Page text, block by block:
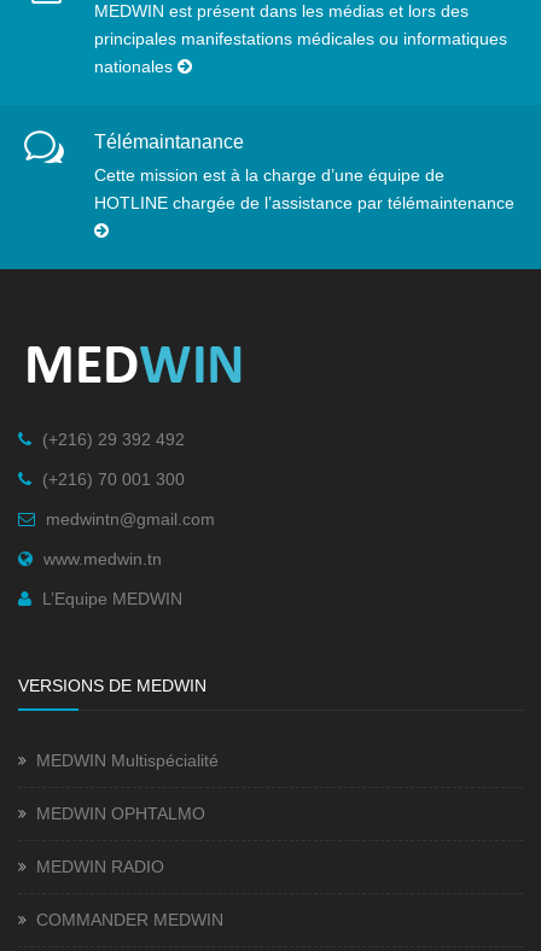
MEDWIN est présent dans les médias et lors des
principales manifestations médicales ou informatiques
nationales
Télémaintanance
Cette mission est à la charge d’une équipe de
HOTLINE chargée de l’assistance par télémaintenance
(+216) 29 392 492
(+216) 70 001 300
medwintn@gmail.com
www.medwin.tn
L’Equipe MEDWIN
VERSIONS DE MEDWIN
MEDWIN Multispécialité
MEDWIN OPHTALMO
MEDWIN RADIO
COMMANDER MEDWIN